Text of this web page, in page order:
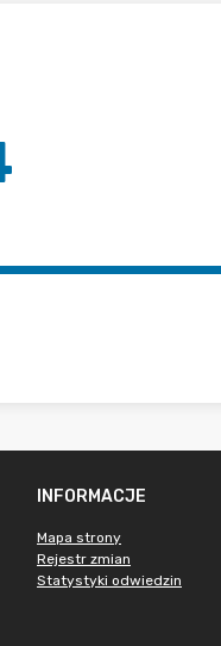
INFORMACJE
Mapa strony
Rejestr zmian
Statystyki odwiedzin